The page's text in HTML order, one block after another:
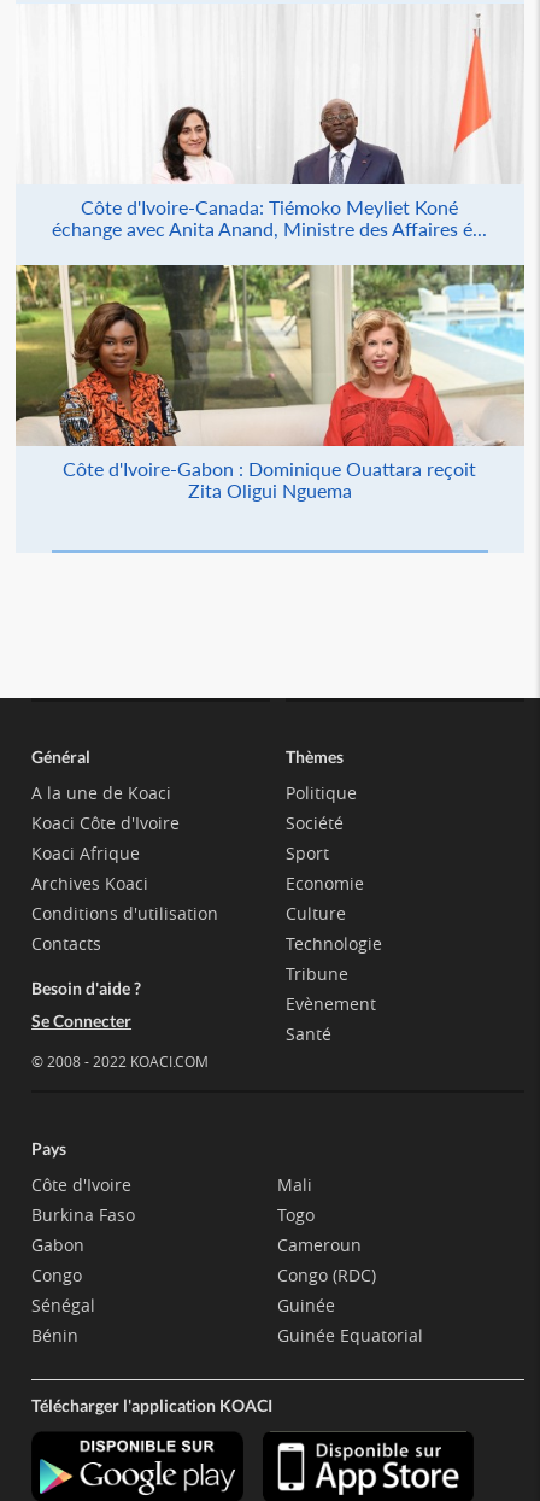
Côte d'Ivoire-Canada: Tiémoko Meyliet Koné
échange avec Anita Anand, Ministre des Affaires é...
Côte d'Ivoire-Gabon : Dominique Ouattara reçoit
Zita Oligui Nguema
Général
A la une de Koaci
Koaci Côte d'Ivoire
Koaci Afrique
Archives Koaci
Conditions d'utilisation
Contacts
Besoin d'aide ?
Se Connecter
© 2008 - 2022 KOACI.COM
Thèmes
Politique
Société
Sport
Economie
Culture
Technologie
Tribune
Evènement
Santé
Pays
Côte d'Ivoire
Burkina Faso
Gabon
Congo
Sénégal
Bénin
Mali
Togo
Cameroun
Congo (RDC)
Guinée
Guinée Equatorial
Télécharger l'application KOACI